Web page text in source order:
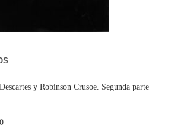
y Robinson Crusoe. Segunda parte